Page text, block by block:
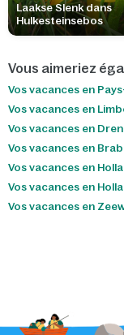
Laakse Slenk dans
Hulkesteinsebos
Vous aimeriez
Vos vacances en
Vos vacances en
Vos vacances en
Vos vacances en
Vos vacances en
Vos vacances en
Vos vacances en